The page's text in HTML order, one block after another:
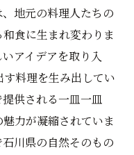
地元の料理人たちの
食に生まれ変わりま
アイデアを取り入
料理を生み出してい
供される一皿一皿
力が凝縮されていま
川県の自然そのもの